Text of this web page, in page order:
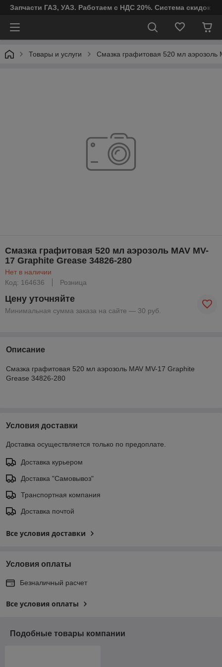
Запчасти ГАЗ, УАЗ. Работаем с НДС 20%. Система скидок
Товары и услуги Смазка графитовая 520 мл аэрозоль
Смазка графитовая 520 мл аэрозоль MAV MV-
17 Graphite Grease 34826-280
Нет в наличии
Код: 164636
Розница
Цену уточняйте
Минимальная сумма заказа на сайте — 30 руб.
Описание
Смазка графитовая 520 мл аэрозоль MAV MV-17 Graphite
Grease 34826-280
Условия доставки
Доставка осуществляется только по предоплате.
Доставка курьером
Доставка "Самовывоз"
Транспортная компания
Доставка почтой
Все условия доставки
Условия оплаты
Безналичный расчет
Все условия оплаты
Подобные товары компании